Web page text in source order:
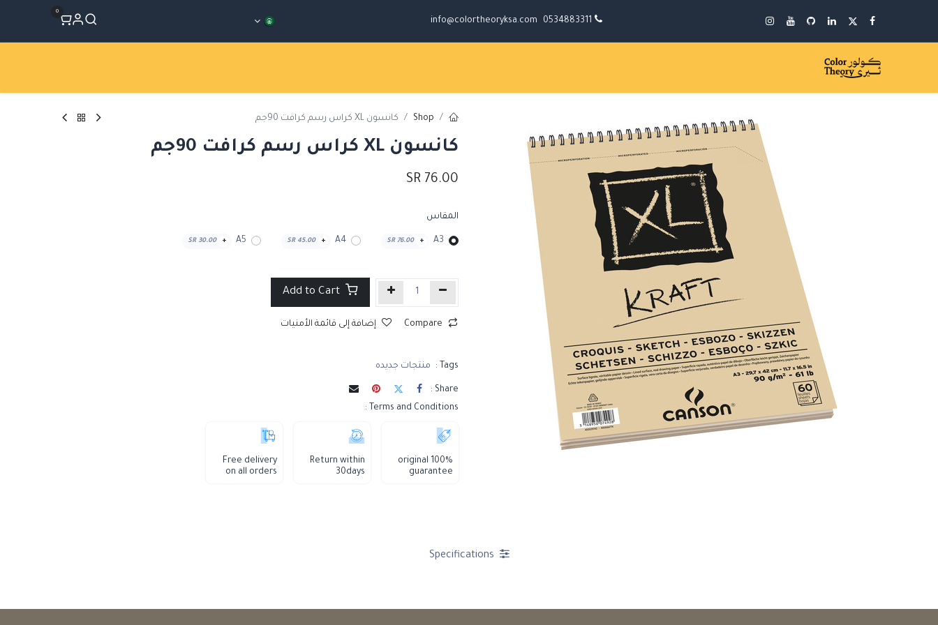
0534883311
info@colortheoryksa.com
0
Shop كانسون XL كراس رسم كرافت 90جم
كانسون XL كراس رسم كرافت 90جم
76.00
المقاس
A3
+
76.00
SR
A4
+
45.00
SR
A5
+
30.00
SR
Add to Cart
Compare إضافة إلى قائمة الأمنيات
Tags : منتجات جديده
Share :
Terms and Conditions :
100% original
guarantee
Return within
30days
Free delivery
on all orders